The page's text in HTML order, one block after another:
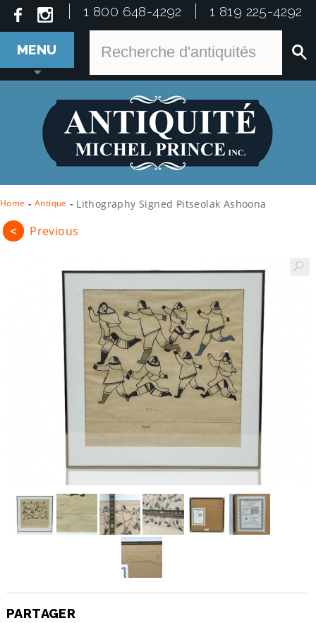
1 800 648-4292 1 819 225-4292
MENU
Home - Antique - Lithography Signed Pitseolak Ashoona
< Previous
PARTAGER